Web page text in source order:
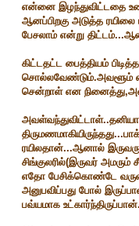
என்னை இழந்துவிட்டதை
ஆனப்பிறகு அடுத்த
பேசலாம் என்று
கிட்டதட்ட பைத்தியம்
சொல்லவேண்டும்.அவளூம்
சென்றாள் என
ரயிலதான்...ஆனால்
சிங்குலரில்(இருவர்
எதோ பேசிக்கொண்டே
அனுபவிப்பது போல்
பவ்யமாக